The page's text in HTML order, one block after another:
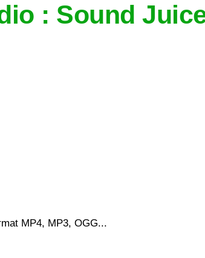
: Sound
MP4, MP3, OGG...